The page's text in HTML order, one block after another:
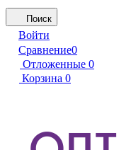
Поиск
Войти
Сравнение0
Отложенные 0
Корзина 0